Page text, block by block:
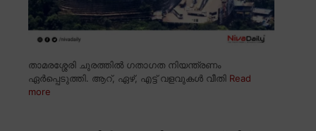
താമരശ്ശേരി ചുരത്തിൽ ഗതാഗത നിയന്ത്രണം
ഏർപ്പെടുത്തി. ആറ്, ഏഴ്, എട്ട് വളവുകൾ വീതി Read
more